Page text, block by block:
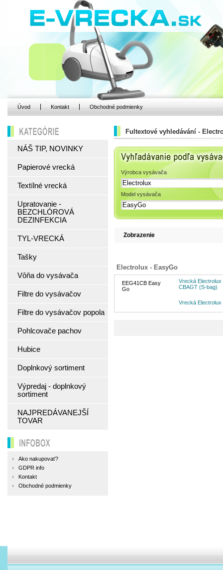
Úvod Kontakt Obchodné podmienky
Fultextové vyhledávání -
Vyhľadávanie podľa
Výrobca vysávača
Model vysávača
Zobrazenie
Electrolux - EasyGo
EEG41CB Easy
Go
Vrecká
CBAGT (S-bag)
Vrecká
KATEGÓRIE
NÁŠ TIP, NOVINKY
Papierové vrecká
Textílné vrecká
Upratovanie -
BEZCHLÓROVÁ
DEZINFEKCIA
TYL-VRECKÁ
Tašky
Vôňa do vysávača
Filtre do vysávačov
Filtre do vysávačov popola
Pohlcovače pachov
Hubice
Doplnkový sortiment
Výpredaj - doplnkový
sortiment
NAJPREDÁVANEJŠÍ
TOVAR
INFOBOX
Ako nakupovať?
GDPR info
Kontakt
Obchodné podmienky